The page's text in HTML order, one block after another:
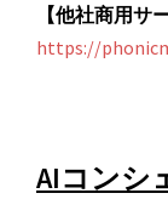
【他社商用サ
https://
AIコンシ